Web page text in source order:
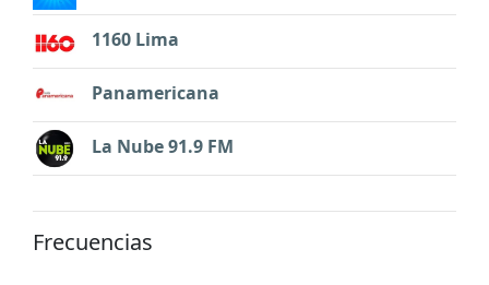
1160 Lima
Panamericana
La Nube 91.9 FM
Frecuencias